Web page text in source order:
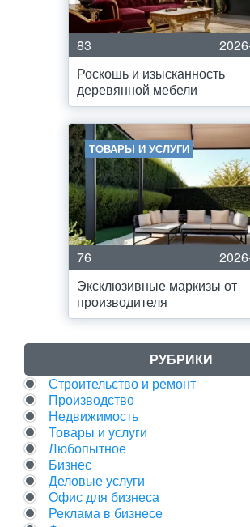
83
Роскошь и изысканность
деревянной мебели
ТОВАРЫ И УСЛУГИ
76
Эксклюзивные маркизы от
производителя
РУБРИКИ
Строительство и ремонт
Производство
Недвижимость
Товары и услуги
Любопытное
Бизнес
Деловые услуги
Офис для бизнеса
Реклама в бизнесе